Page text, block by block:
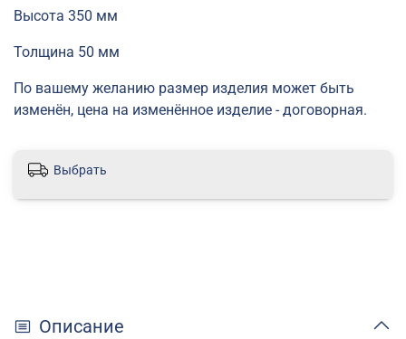
Высота 350 мм
Толщина 50 мм
По вашему желанию размер изделия может быть
изменён, цена на изменённое изделие - договорная.
Выбрать
Описание